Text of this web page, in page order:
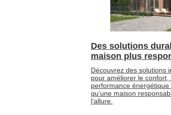
Des solutions
maison plus
Découvrez des solutions
pour améliorer le confort,
performance
qu’une maison
l’allure.